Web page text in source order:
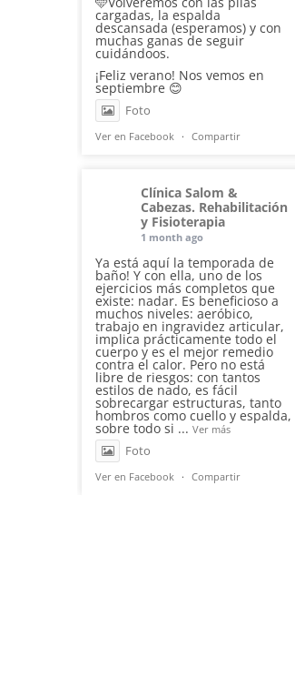
cargadas, la espalda
descansada (esperamos) y con
muchas ganas de seguir
cuidándoos.
¡Feliz verano! Nos vemos en
septiembre 😊
Foto
Ver en Facebook · Compartir
Clínica Salom &
Cabezas. Rehabilitación
y Fisioterapia
1 month ago
Ya está aquí la temporada de
baño! Y con ella, uno de los
ejercicios más completos que
existe: nadar. Es beneficioso a
muchos niveles: aeróbico,
trabajo en ingravidez articular,
implica prácticamente todo el
cuerpo y es el mejor remedio
contra el calor. Pero no está
libre de riesgos: con tantos
estilos de nado, es fácil
sobrecargar estructuras, tanto
hombros como cuello y espalda,
sobre todo si ... Ver más
Foto
Ver en Facebook · Compartir